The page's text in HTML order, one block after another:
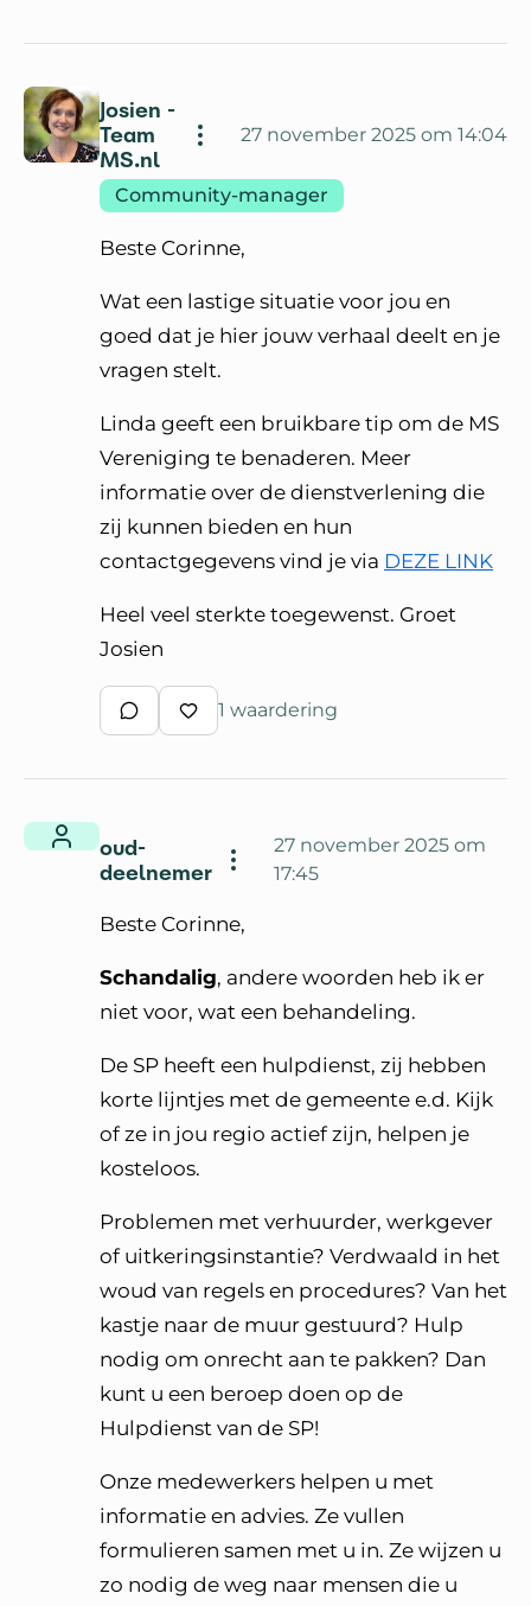
Josien -
Team
MS.nl
27 november 2025 om 14:04
Community-manager
Beste Corinne,
Wat een lastige situatie voor jou en
goed dat je hier jouw verhaal deelt en je
vragen stelt.
Linda geeft een bruikbare tip om de MS
Vereniging te benaderen. Meer
informatie over de dienstverlening die
zij kunnen bieden en hun
contactgegevens vind je via DEZE LINK
Heel veel sterkte toegewenst. Groet
Josien
Schrijf een reactie
Waardeer reactie
1 waardering
oud-
deelnemer
27 november 2025 om
17:45
Beste Corinne,
Schandalig, andere woorden heb ik er
niet voor, wat een behandeling.
De SP heeft een hulpdienst, zij hebben
korte lijntjes met de gemeente e.d. Kijk
of ze in jou regio actief zijn, helpen je
kosteloos.
Problemen met verhuurder, werkgever
of uitkeringsinstantie? Verdwaald in het
woud van regels en procedures? Van het
kastje naar de muur gestuurd? Hulp
nodig om onrecht aan te pakken? Dan
kunt u een beroep doen op de
Hulpdienst van de SP!
Onze medewerkers helpen u met
informatie en advies. Ze vullen
formulieren samen met u in. Ze wijzen u
zo nodig de weg naar mensen die u